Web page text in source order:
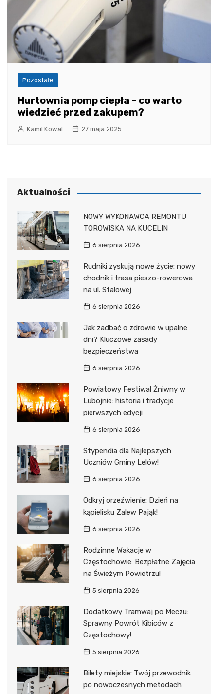
Pozostałe
Hurtownia pomp ciepła – co warto
wiedzieć przed zakupem?
Kamil Kowal 27 maja 2025
Aktualności
NOWY WYKONAWCA REMONTU
TOROWISKA NA KUCELIN
6 sierpnia 2026
Rudniki zyskują nowe życie: nowy
chodnik i trasa pieszo-rowerowa
na ul. Stalowej
6 sierpnia 2026
Jak zadbać o zdrowie w upalne
dni? Kluczowe zasady
bezpieczeństwa
6 sierpnia 2026
Powiatowy Festiwal Żniwny w
Lubojnie: historia i tradycje
pierwszych edycji
6 sierpnia 2026
Stypendia dla Najlepszych
Uczniów Gminy Lelów!
6 sierpnia 2026
Odkryj orzeźwienie: Dzień na
kąpielisku Zalew Pająk!
6 sierpnia 2026
Rodzinne Wakacje w
Częstochowie: Bezpłatne Zajęcia
na Świeżym Powietrzu!
5 sierpnia 2026
Dodatkowy Tramwaj po Meczu:
Sprawny Powrót Kibiców z
Częstochowy!
5 sierpnia 2026
Bilety miejskie: Twój przewodnik
po nowoczesnych metodach